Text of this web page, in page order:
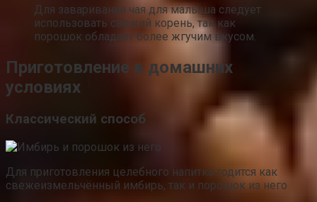
Для заваривания чая для малыша следует
использовать свежий корень, так как
порошок обладает более жгучим вкусом.
Приготовление в домашних
условиях
Классический способ
Для приготовления целебного напитка годится как
свежеизмельчённый имбирь, так и порошок из него